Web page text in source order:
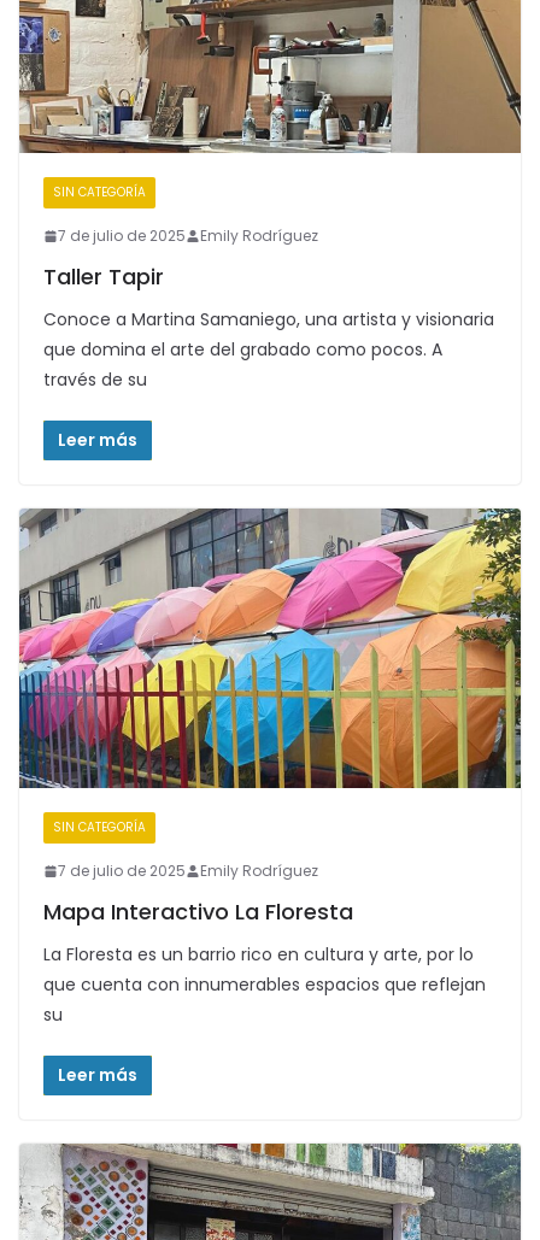
SIN CATEGORÍA
7 de julio de 2025 Emily Rodríguez
Taller Tapir
Conoce a Martina Samaniego, una artista y visionaria
que domina el arte del grabado como pocos. A
través de su
Leer más
SIN CATEGORÍA
7 de julio de 2025 Emily Rodríguez
Mapa Interactivo La Floresta
La Floresta es un barrio rico en cultura y arte, por lo
que cuenta con innumerables espacios que reflejan
su
Leer más